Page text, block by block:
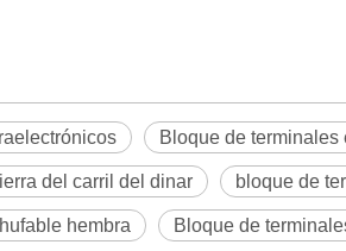
Bloque de terminales
del carril del dinar bloque de
hembra Bloque de